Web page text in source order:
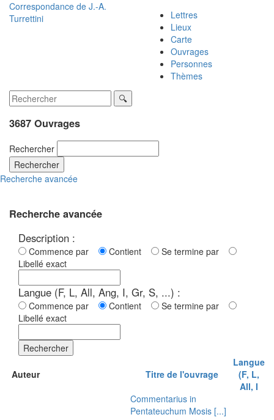
Correspondance de J.-A.
Turrettini
Lettres
Lieux
Carte
Ouvrages
Personnes
Thèmes
3687 Ouvrages
Rechercher
Rechercher
Recherche avancée
Recherche avancée
Description :
Commence par Contient
Se termine par
Libellé exact
Langue (F, L, All, Ang, I, Gr, S, ...) :
Commence par Contient
Se termine par
Libellé exact
Rechercher
Auteur Titre de l'ouvrage
Langue
(F, L,
All, I
Commentarius in
Pentateuchum Mosis [...]